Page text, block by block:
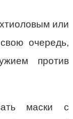
или
очередь,
против
маски с